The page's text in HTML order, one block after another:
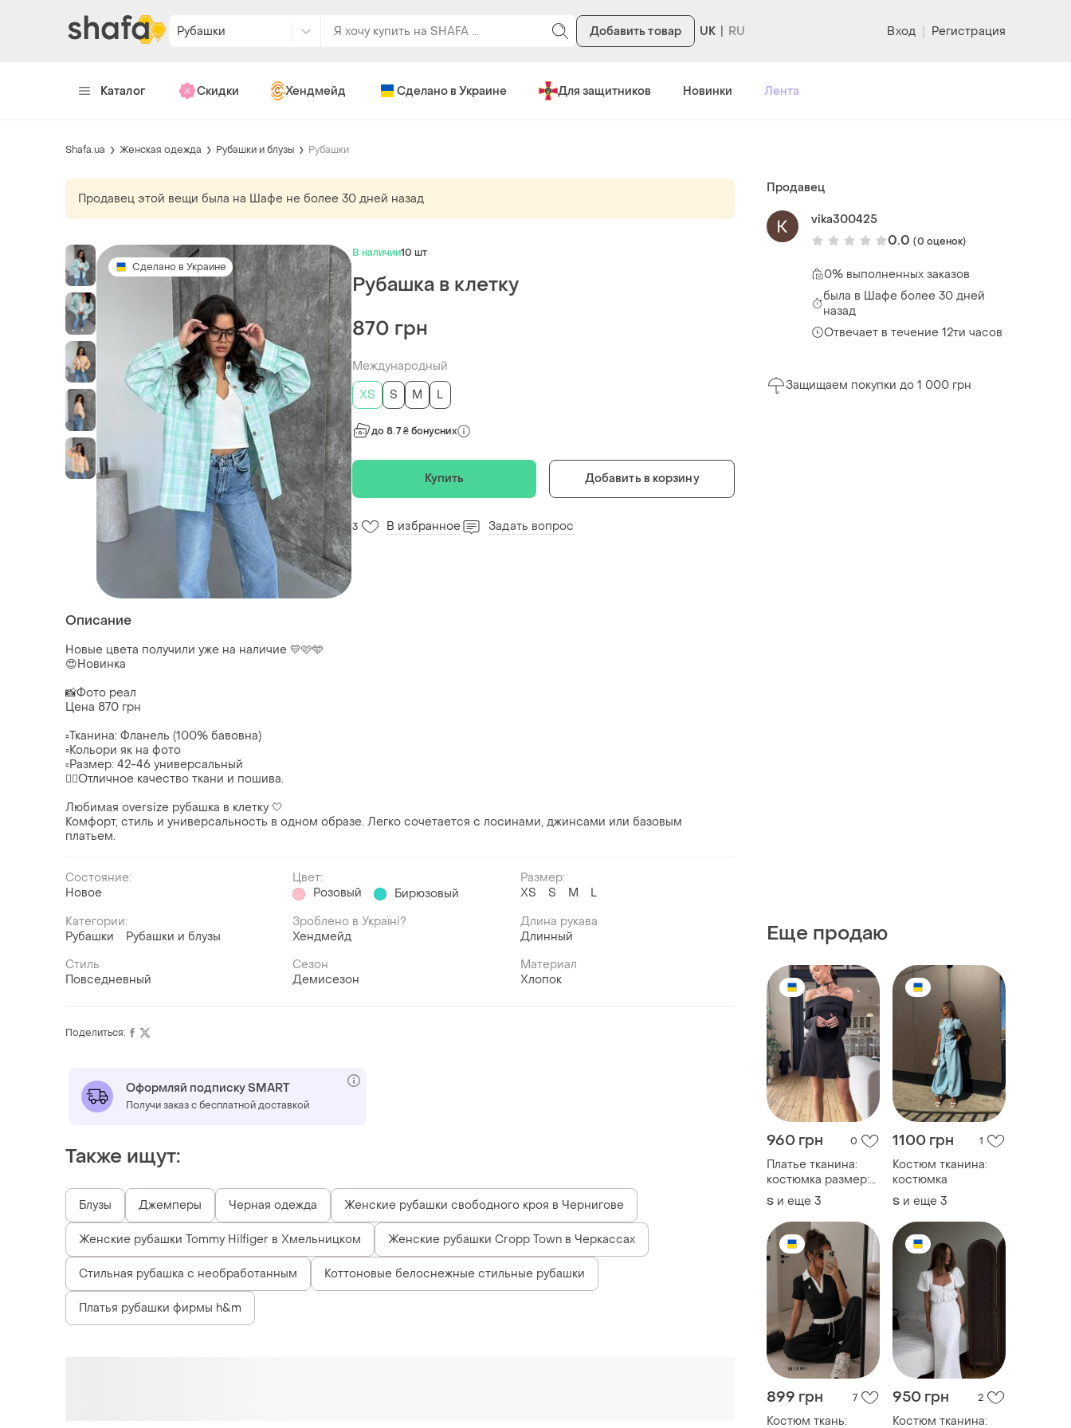
Рубашки Добавить товар UK Вход | Регистрация
Каталог Скидки Хендмейд Сделано в Украине Для защитников Новинки Лента
Shafa.ua Женская одежда Рубашки и блузы Рубашки
Продавец этой вещи была на Шафе не более 30 дней назад
Сделано в Украине
В наличии10 шт
Рубашка в клетку
870 грн
Международный
ХS
S M L
до 8.7 ₴ бонусних
Купить Добавить в корзину
3 В избранное Задать вопрос
Описание
Новые цвета получили уже на наличие 💛🩷🩵
😍Новинка
📸Фото реал
Цена 870 грн
▫️Тканина: Фланель (100% бавовна)
▫️Кольори як на фото
▫️Размер: 42-46 универсальный
☝🏼Отличное качество ткани и пошива.
Любимая oversize рубашка в клетку 🤍
Комфорт, стиль и универсальность в одном образе. Легко сочетается с лосинами, джинсами или базовым
платьем.
Состояние:
Новое
Цвет:
Розовый
Бирюзовый
Размер:
ХS
S M
L
Категории:
Рубашки
Рубашки и блузы
Зроблено в Україні?
Хендмейд
Длина рукава
Длинный
Стиль
Повседневный
Сезон
Демисезон
Материал
Хлопок
Продавец
vika300425
0.0 (0 оценок)
0% выполненных заказов
была в Шафе более 30 дней
назад
Отвечает в течение 12ти часов
Защищаем покупки до 1 000 грн
Еще продаю
960 грн 0
Платье тканина:
костюмка размер:
42-44, 44-46
S и еще 3
1100 грн 1
Костюм тканина:
костюмка
S и еще 3
899 грн 7
Костюм ткань:
950 грн 2
Костюм тканина:
Поделиться:
Оформляй подписку SMART
Получи заказ с бесплатной доставкой
Также ищут:
Блузы Джемперы Черная одежда Женские рубашки свободного кроя в Чернигове
Женские рубашки Tommy Hilfiger в Хмельницком Женские рубашки Cropp Town в Черкассах
Стильная рубашка с необработанным Коттоновые белоснежные стильные рубашки
Платья рубашки фирмы h&m